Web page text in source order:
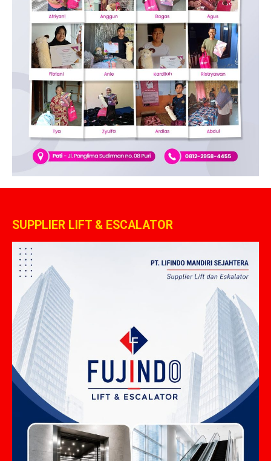
SUPPLIER LIFT & ESCALATOR